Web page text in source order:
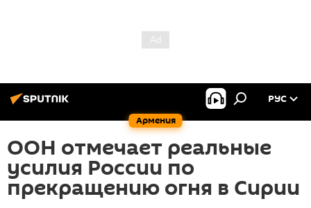
Армения
РУС
ООН отмечает реальные
усилия России по
прекращению огня в Сирии